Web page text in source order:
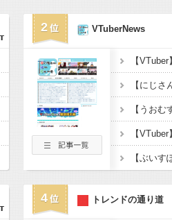
2 VTuberNews
4 トレンドの通り道